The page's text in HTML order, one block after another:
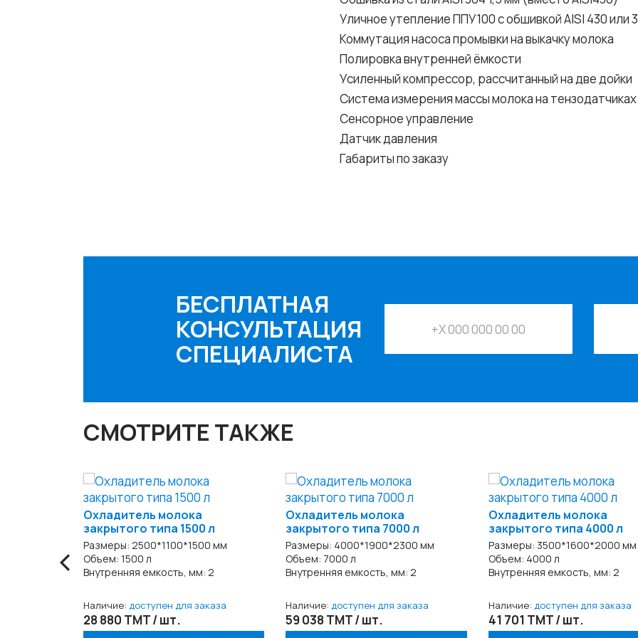
Уличное утепление ППУ100 с обшивкой AISI 430 или
Коммутация насоса промывки на выкачку молока
Полировка внутренней ёмкости
Усиленный компрессор, рассчитанный на две дойки
Система измерения массы молока на тензодатчиках
Сенсорное управление
Датчик давления
Габариты по заказу
БЕСПЛАТНАЯ
КОНСУЛЬТАЦИЯ
СПЕЦИАЛИСТА
СМОТРИТЕ ТАКЖЕ
Охладитель молока
закрытого типа 1500 л
Размеры: 2500*1100*1500 мм
Объем: 1500 л
Внутренняя емкость, мм: 2
Наличие: доступен для заказа
28 880 TMT / шт.
Охладитель молока
закрытого типа 7000 л
Размеры: 4000*1900*2300 мм
Объем: 7000 л
Внутренняя емкость, мм: 2
Наличие: доступен для заказа
59 038 TMT / шт.
Охладитель молока
закрытого типа 4000 л
Размеры: 3500*1600*2000 мм
Объем: 4000 л
Внутренняя емкость, мм: 2
Наличие: доступен для заказа
41 701 TMT / шт.
‹